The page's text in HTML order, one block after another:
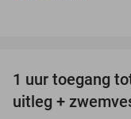
1 uur toegang
uitleg +